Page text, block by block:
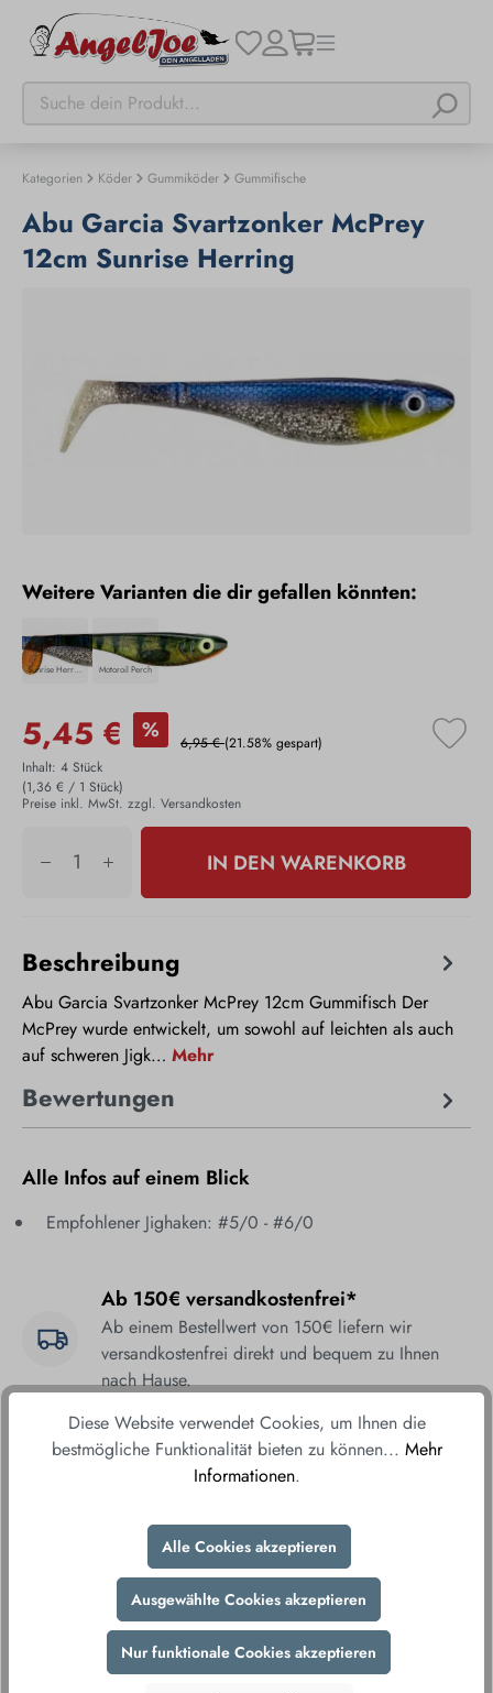
Kategorien Köder Gummiköder Gummifische
Abu Garcia Svartzonker McPrey
12cm Sunrise Herring
Weitere Varianten die dir gefallen könnten:
Sunrise Herring Motoroil Perch
5,45 € % 6,95 €(21.58% gespart)
Inhalt: 4 Stück
(1,36 € / 1 Stück)
Preise inkl. MwSt. zzgl. Versandkosten
IN DEN WARENKORB
Beschreibung
Abu Garcia Svartzonker McPrey 12cm Gummifisch Der
McPrey wurde entwickelt, um sowohl auf leichten als auch
auf schweren Jigk… Mehr
Bewertungen
Alle Infos auf einem Blick
Empfohlener Jighaken: #5/0 - #6/0
Ab 150€ versandkostenfrei*
Ab einem Bestellwert von 150€ liefern wir
versandkostenfrei direkt und bequem zu Ihnen
nach Hause.
Fair & sicher bestellen
Durch unsere sicheren Zahlungsmethoden und
verschlüsselte Datenübertragung gewährleisten wir
Diese Website verwendet Cookies, um Ihnen die
bestmögliche Funktionalität bieten zu können... Mehr
Informationen.
Alle Cookies akzeptieren
Ausgewählte Cookies akzeptieren
Nur funktionale Cookies akzeptieren